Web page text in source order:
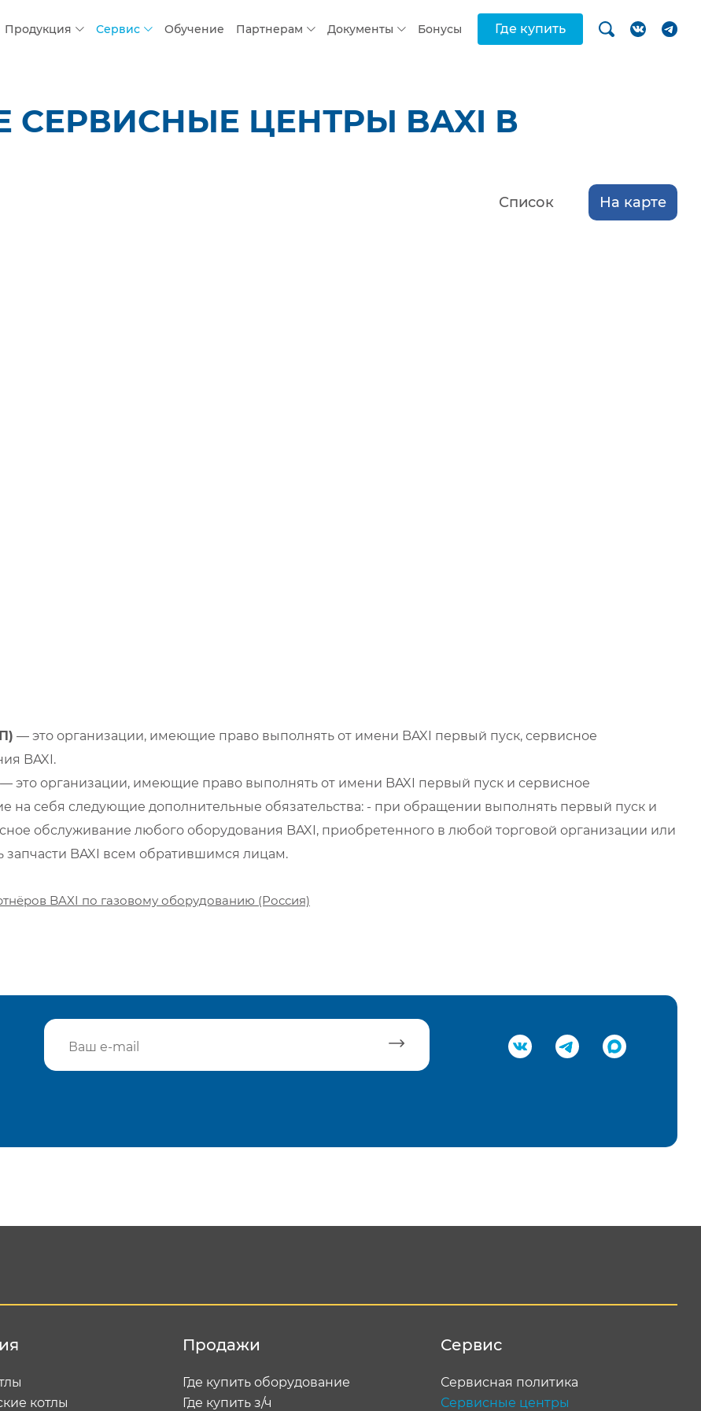
Продукция Сервис Обучение Партнерам Документы Бонусы Где купить
ЦЕНТРЫ BAXI В
Список На карте
— это организации, имеющие право выполнять от имени BAXI первый пуск, сервисное
BAXI.
— это организации, имеющие право выполнять от имени BAXI первый пуск и сервисное
себя следующие дополнительные обязательства: - при обращении выполнять первый пуск и
обслуживание любого оборудования BAXI, приобретенного в любой торговой организации или
запчасти BAXI всем обратившимся лицам.
BAXI по газовому оборудованию (Россия)
котлы
Продажи
Где купить оборудование
Где купить з/ч
Сервис
Сервисная политика
Сервисные центры